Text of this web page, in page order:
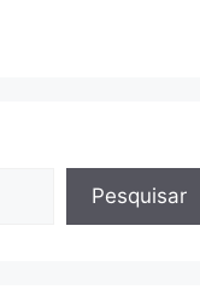
Pesquisar